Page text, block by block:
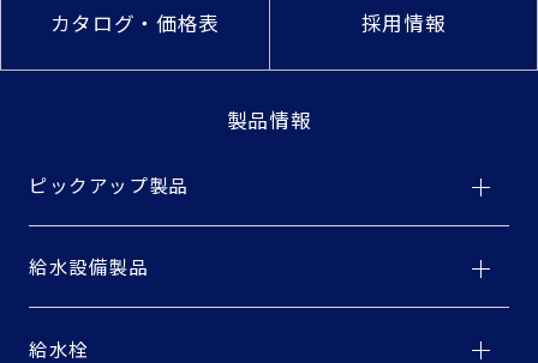
カタログ・価格表 採用情報
製品情報
ピックアップ製品
給水設備製品
給水栓